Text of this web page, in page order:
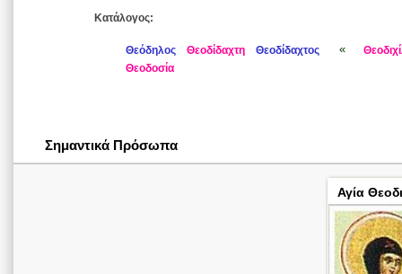
Κατάλογος:
Θεόδηλος Θεοδίδαχτη Θεοδίδαχτος «
Θεοδοσία
Σημαντικά Πρόσωπα
Αγία